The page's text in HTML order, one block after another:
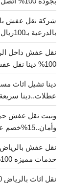
شركة نقل عفش
بالدرعية بـ100ريال خصم على خدمات التغليف
100% دينا نقل عفش داخل الرياض
عطلات..دينا
ونيت نقل عفش
وأمان..15%خصم عند طلب ونيت نقل عفش حي السويدي
خدمات مميزه 100%..عرض حصري